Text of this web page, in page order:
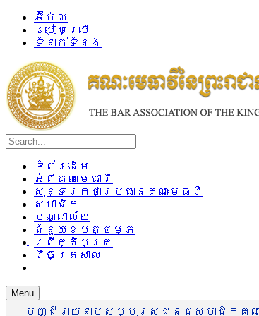
អ៊ីម៉ែល
របៀបប្រើ
ទំនាក់ទំនង
ទំព័រដើម
អំពីគណៈមេធាវី
សុន្ទរកថាប្រធានគណៈមេធាវី
សមាជិក
បណ្ណាល័យ
ជំនួយឧបត្ថម្ភ
ព្រឹត្តិបត្រ
វិចិត្រសាល
Menu
បញ្ជីរាយនាមសប្បុរសជនជាសមាជិកគណៈ